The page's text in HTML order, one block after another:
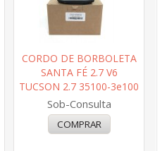
CORDO DE BORBOLETA
SANTA FÉ 2.7 V6
TUCSON 2.7 35100-3e100
Sob-Consulta